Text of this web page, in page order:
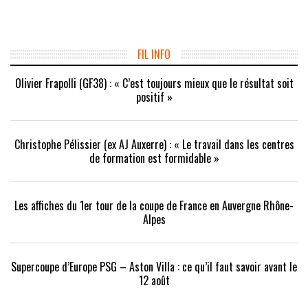
fenêtre)
FIL INFO
Olivier Frapolli (GF38) : « C’est toujours mieux que le résultat soit
positif »
Christophe Pélissier (ex AJ Auxerre) : « Le travail dans les centres
de formation est formidable »
Les affiches du 1er tour de la coupe de France en Auvergne Rhône-
Alpes
Supercoupe d’Europe PSG – Aston Villa : ce qu’il faut savoir avant le
12 août